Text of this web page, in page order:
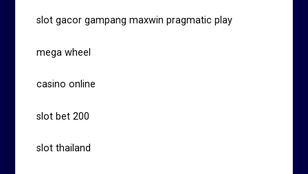
slot gacor gampang maxwin pragmatic play
mega wheel
casino online
slot bet 200
slot thailand